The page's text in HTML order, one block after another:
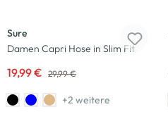
Sure
Damen Capri Hose in Slim Fit
19,99 € 29,99 €
+2 weitere